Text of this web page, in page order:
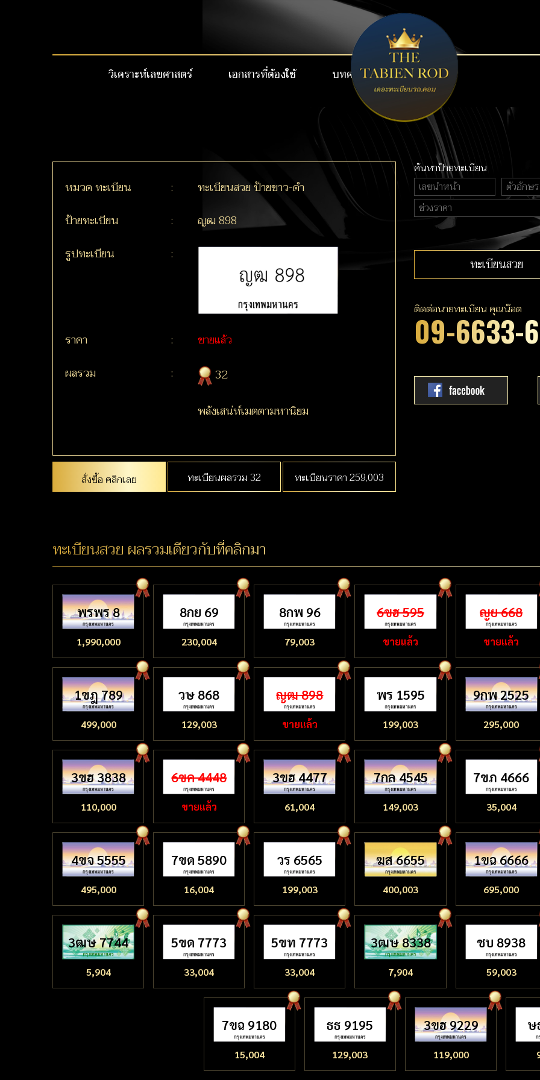
วิเคราะห์เลขศาสตร์ เอกสารที่ต้องใช้ บทความ
เบอร์สวย VIP
หมวด ทะเบียน :
ทะเบียนสวย ป้ายขาว-ดำ
ป้ายทะเบียน
:
ญฒ 898
รูปทะเบียน
:
ราคา :
ขายแล้ว
ผลรวม
:
32
พลังเสน่ห์เมตตามหานิยม
สั่งซื้อ คลิกเลย ทะเบียนผลรวม 32 ทะเบียนราคา 259,003
ค้นหาป้ายทะเบียน
ทะเบียนสวย
ติดต่อนายทะเบียน คุณน๊อต
09-6633-
ทะเบียนสวย ผลรวมเดียวกับที่คลิกมา
พรพร 8
1,990,000
8กย 69
230,004
8กพ 96
79,003
6ขฮ 595
ขายแล้ว
ญย 668
ขายแล้ว
1ขฎ 789
499,000
วษ 868
129,003
ญฒ 898
ขายแล้ว
พร 1595
199,003
9กพ 2525
295,000
3ขฮ 3838
110,000
6ขค 4448
ขายแล้ว
3ขฮ 4477
61,004
7กล 4545
149,003
7ขภ 4666
35,004
4ขจ 5555
495,000
7ขด 5890
16,004
วร 6565
199,003
ฆส 6655
400,003
1ขฉ 6666
695,000
3ฒษ 7744
5,904
5ขด 7773
33,004
5ขท 7773
33,004
3ฒษ 8338
7,904
ชบ 8938
59,003
7ขฉ 9180
15,004
ธธ 9195
129,003
3ขฮ 9229
119,000
ษ